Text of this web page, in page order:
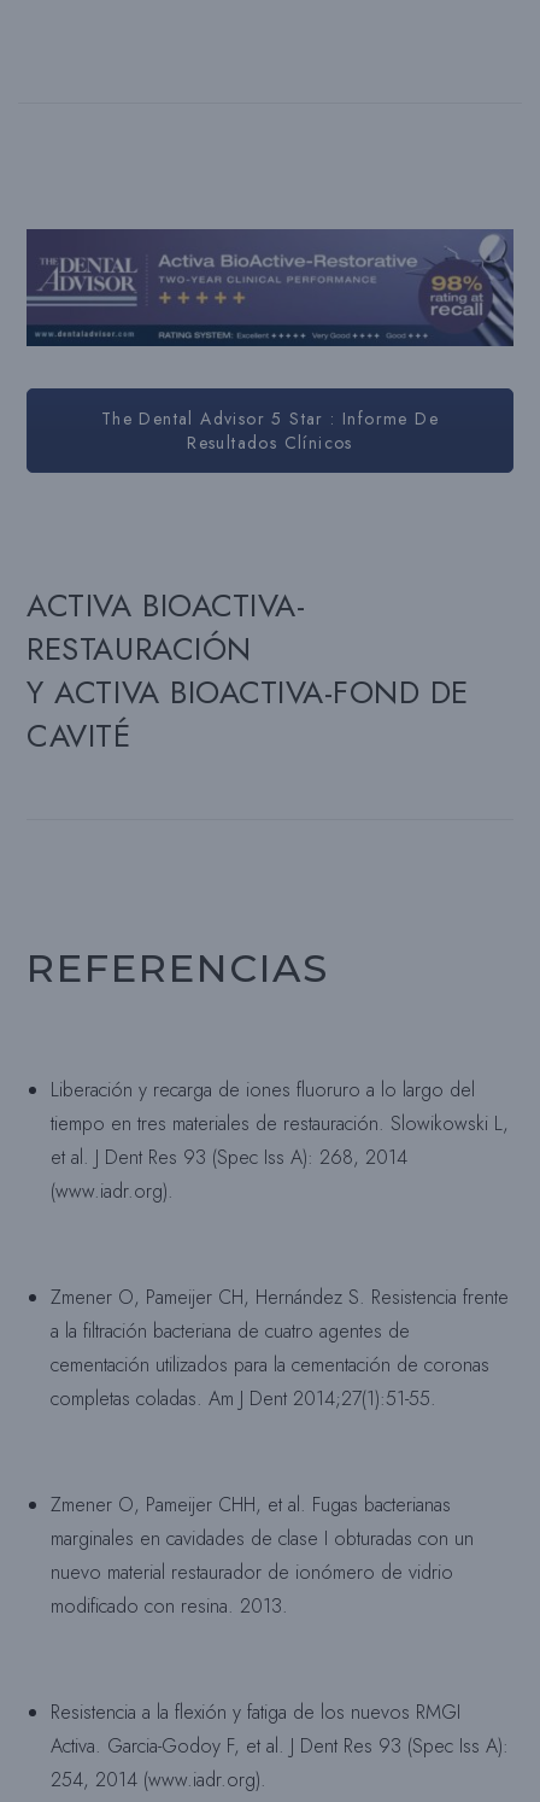
The Dental Advisor 5 Star : Informe De
Resultados Clínicos
ACTIVA BIOACTIVA-
RESTAURACIÓN
Y ACTIVA BIOACTIVA-FOND DE
CAVITÉ
REFERENCIAS
Liberación y recarga de iones fluoruro a lo largo del
tiempo en tres materiales de restauración. Slowikowski L,
et al. J Dent Res 93 (Spec Iss A): 268, 2014
(www.iadr.org).
Zmener O, Pameijer CH, Hernández S. Resistencia frente
a la filtración bacteriana de cuatro agentes de
cementación utilizados para la cementación de coronas
completas coladas. Am J Dent 2014;27(1):51-55.
Zmener O, Pameijer CHH, et al. Fugas bacterianas
marginales en cavidades de clase I obturadas con un
nuevo material restaurador de ionómero de vidrio
modificado con resina. 2013.
Resistencia a la flexión y fatiga de los nuevos RMGI
Activa. Garcia-Godoy F, et al. J Dent Res 93 (Spec Iss A):
254, 2014 (www.iadr.org).